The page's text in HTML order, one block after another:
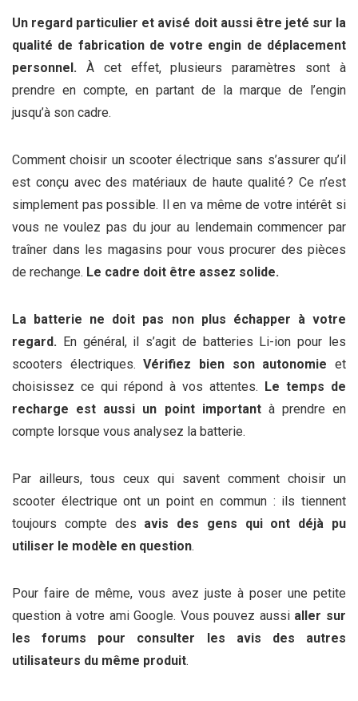
Un regard particulier et avisé doit aussi être jeté sur la
qualité de fabrication de votre engin de déplacement
personnel. À cet effet, plusieurs paramètres sont à
prendre en compte, en partant de la marque de l’engin
jusqu’à son cadre.
Comment choisir un scooter électrique sans s’assurer qu’il
est conçu avec des matériaux de haute qualité ? Ce n’est
simplement pas possible. Il en va même de votre intérêt si
vous ne voulez pas du jour au lendemain commencer par
traîner dans les magasins pour vous procurer des pièces
de rechange. Le cadre doit être assez solide.
La batterie ne doit pas non plus échapper à votre
regard. En général, il s’agit de batteries Li-ion pour les
scooters électriques.Vérifiez bien son autonomie et
choisissez ce qui répond à vos attentes.
Le temps de
recharge est aussi un point importantà prendre en
compte lorsque vous analysez la batterie.
Par ailleurs, tous ceux qui savent comment choisir un
scooter électrique ont un point en commun : ils tiennent
toujours compte des avis des gens qui ont déjà pu
utiliser le modèle en question.
Pour faire de même, vous avez juste à poser une petite
question à votre ami Google. Vous pouvez aussi aller sur
les forums pour consulter les avis des autres
utilisateurs du même produit.